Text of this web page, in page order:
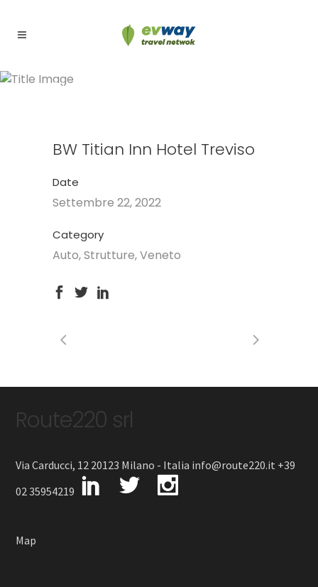
BW Titian Inn Hotel Treviso
BW Titian Inn Hotel Treviso
Date
Settembre 22, 2022
Category
Auto, Strutture, Veneto
Route220 srl
Via Carducci, 12 20123 Milano - Italia info@route220.it +39
02 35954219
Map